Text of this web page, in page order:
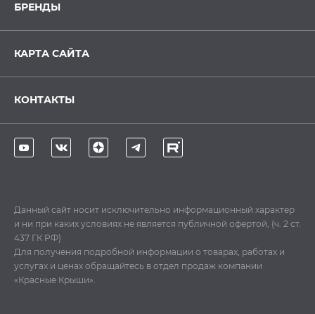
БРЕНДЫ
КАРТА САЙТА
КОНТАКТЫ
Данный сайт носит исключительно информационный характер
и ни при каких условиях не является публичной офертой, (ч. 2 ст.
437 ГК РФ)
Для получения подробной информации о товарах, работах и
услугах и ценах обращайтесь в отдел продаж компании
«Красные Крыши».